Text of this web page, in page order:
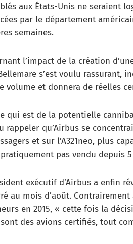
aux États-Unis ne seraient
par le département
semaines.
l’impact de la création
s’est voulu rassurant,
volume et donnera de réelles
qui est de la potentielle
rappeler qu’Airbus se
et sur l’A321neo, plus
pas vendu depuis
exécutif d’Airbus a enfin
au mois d’août.
en 2015, « cette fois la
sont des avions certifiés, tout